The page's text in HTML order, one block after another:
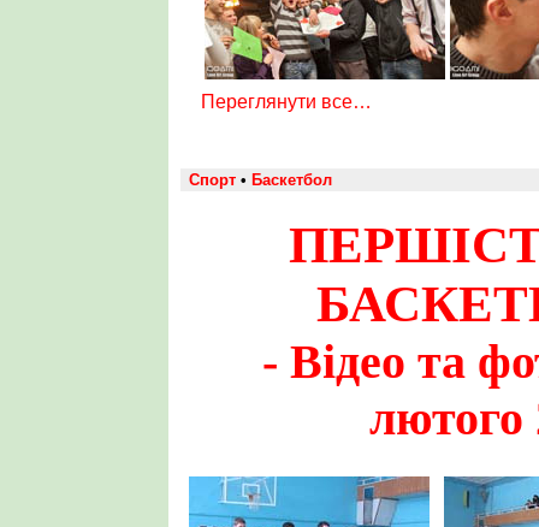
Переглянути все…
Спорт • Баскетбол
- Відео та
лютого